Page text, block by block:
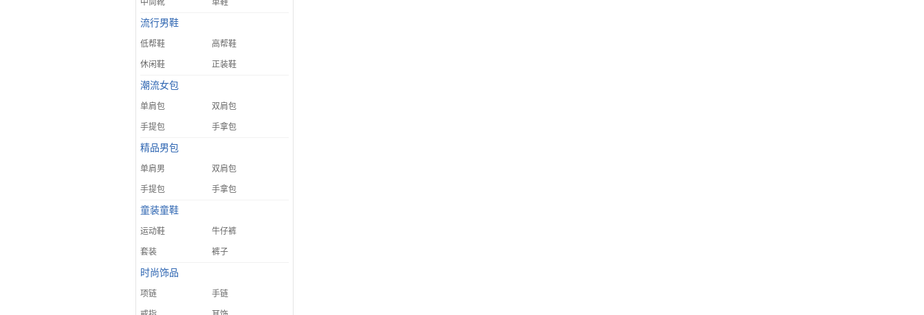
中筒靴 单鞋
流行男鞋
低帮鞋 高帮鞋
休闲鞋 正装鞋
潮流女包
单肩包 双肩包
手提包 手拿包
精品男包
单肩男 双肩包
手提包 手拿包
童装童鞋
运动鞋 牛仔裤
套装 裤子
时尚饰品
项链 手链